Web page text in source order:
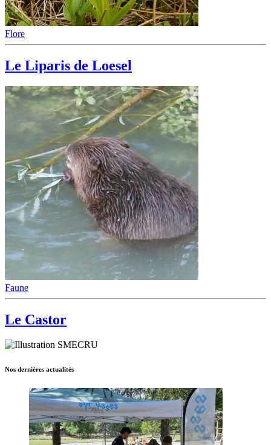
Flore
Le Liparis de Loesel
Faune
Le Castor
Nos dernières actualités